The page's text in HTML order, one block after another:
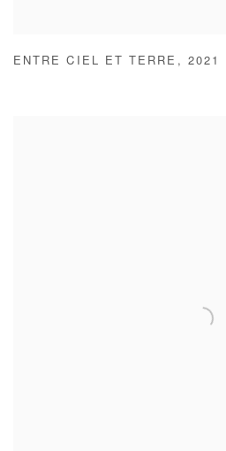
ENTRE CIEL ET TERRE , 2021